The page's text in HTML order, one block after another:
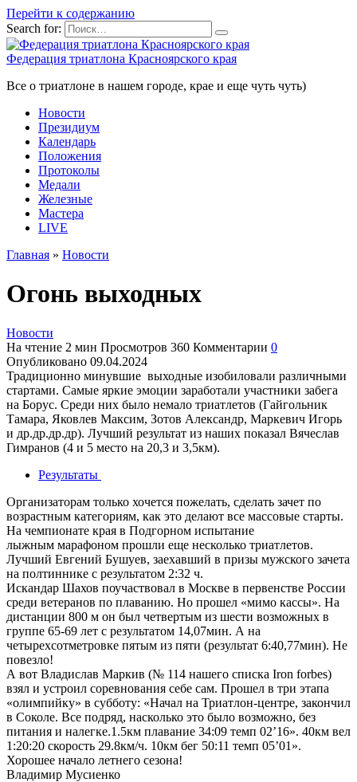
Перейти к содержанию
Search for:
Федерация триатлона Красноярского края
Все о триатлоне в нашем городе, крае и еще чуть чуть)
Новости
Президиум
Календарь
Положения
Протоколы
Медали
Железные
Мастера
LIVE
Главная » Новости
Огонь выходных
Новости
На чтение 2 мин Просмотров 360 Комментарии 0
Опубликовано 09.04.2024
Традиционно минувшие выходные изобиловали различными
стартами. Самые яркие эмоции заработали участники забега
на Борус. Среди них было немало триатлетов (Гайгольник
Тамара, Яковлев Максим, Зотов Александр, Маркевич Игорь
и др.др.др.др). Лучший результат из наших показал Вячеслав
Гимранов (4 и 5 место на 20,3 и 3,5км).
Результаты
Организаторам только хочется пожелать, сделать зачет по
возрастным категориям, как это делают все массовые старты.
На чемпионате края в Подгорном испытание
лыжным марафоном прошли еще несколько триатлетов.
Лучший Евгений Бушуев, заехавший в призы мужского зачета
на полтиннике с результатом 2:32 ч.
Искандар Шахов поучаствовал в Москве в первенстве России
среди ветеранов по плаванию. Но прошел «мимо кассы». На
дистанции 800 м он был четвертым из шести возможных в
группе 65-69 лет с результатом 14,07мин. А на
четырехсотметровке пятым из пяти (результат 6:40,77мин). Не
повезло!
А вот Владислав Маркив (№ 114 нашего списка Iron forbes)
взял и устроил соревнования себе сам. Прошел в три этапа
«олимпийку» в субботу: «Начал на Триатлон-центре, закончил
в Соколе. Все подряд, насколько это было возможно, без
питания и налегке.1.5км плавание 34:09 темп 02’16». 40км вел
1:20:20 скорость 29.8км/ч. 10км бег 50:11 темп 05’01».
Хорошее начало летнего сезона!
Владимир Мусиенко